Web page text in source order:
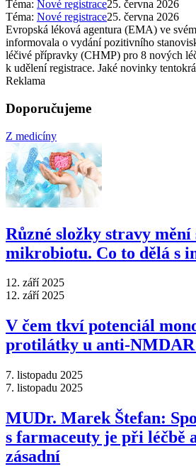
Téma: Nové registrace25. června 2026
Téma: Nové registrace25. června 2026
Evropská léková agentura (EMA) ve
informovala o vydání pozitivního
léčivé přípravky (CHMP) pro 8 nových
k udělení registrace. Jaké novinky
Reklama
Doporučujeme
Z medicíny
Různé složky stravy
mikrobiotu. Co to dělá s
12. září 2025
12. září 2025
V čem tkví potenciál
protilátky u anti-
7. listopadu 2025
7. listopadu 2025
MUDr. Marek Štefan:
s farmaceuty je při léčbě
zásadní